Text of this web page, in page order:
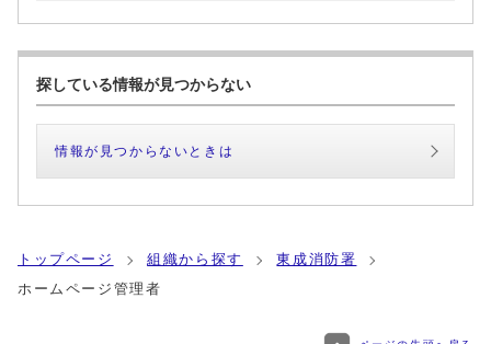
探している情報が見つからない
情報が見つからないときは
トップページ 組織から探す
東成消防署
ホームページ管理者